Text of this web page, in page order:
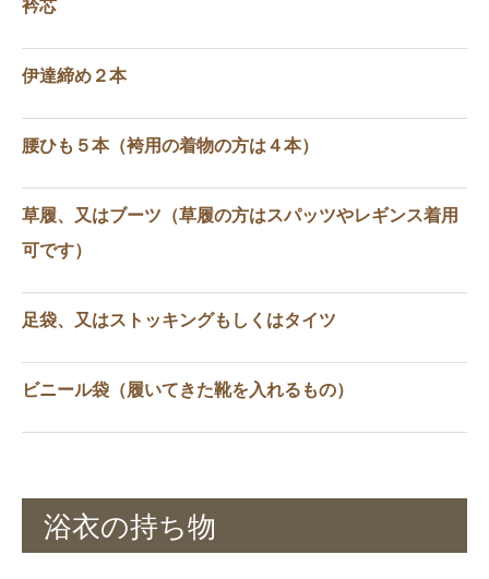
衿芯
伊達締め２本
腰ひも５本（袴用の着物の方は４本）
草履、又はブーツ（草履の方はスパッツやレギンス着用
可です）
足袋、又はストッキングもしくはタイツ
ビニール袋（履いてきた靴を入れるもの）
浴衣の持ち物